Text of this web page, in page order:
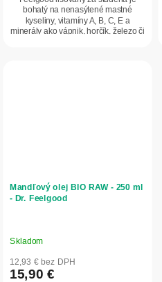
bohatý na nenasýtené mastné
kyseliny, vitamíny A, B, C, E a
minerály ako vápnik, horčík, železo či
Mandľový olej BIO RAW - 250 ml
- Dr. Feelgood
Skladom
12,93 € bez DPH
15,90 €